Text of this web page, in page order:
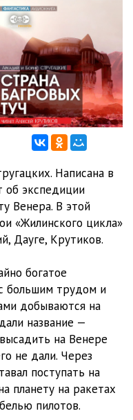
Написана в
об экспедиции
Венера. В этой
«Жилинского цикла»
Дауге, Крутиков.
богатое
большим трудом и
добываются на
название —
на Венере
не дали. Через
поступать на
планету на ракетах
пилотов.